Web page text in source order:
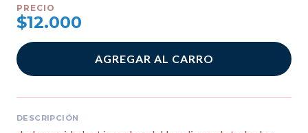
PRECIO
$12.000
AGREGAR AL CARRO
DESCRIPCIÓN